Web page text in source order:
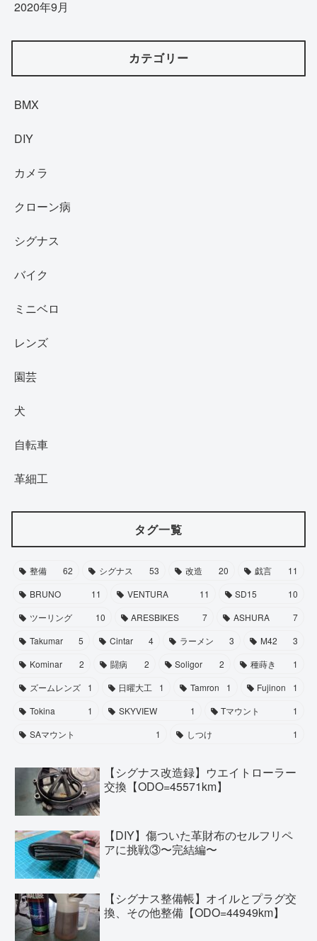
2020年9月
カテゴリー
BMX
DIY
カメラ
クローン病
シグナス
バイク
ミニベロ
レンズ
園芸
犬
自転車
革細工
タグ一覧
整備 62 シグナス 53 改造 20 戯言
11
BRUNO
11 VENTURA 11 SD15
10
ツーリング
10 ARESBIKES 7 ASHURA
7
Takumar
5 Cintar 4 ラーメン 3 M42
3
Kominar
2 闘病 2 Soligor 2 種蒔き
1
ズームレンズ
1 日曜大工 1 Tamron 1 Fujinon
1
Tokina
1 SKYVIEW 1 Tマウント
1
SAマウント
1 しつけ 1
【シグナス改造録】ウエイトローラー
交換【ODO=45571km】
【DIY】傷ついた革財布のセルフリペ
アに挑戦③〜完結編〜
【シグナス整備帳】オイルとプラグ交
換、その他整備【ODO=44949km】